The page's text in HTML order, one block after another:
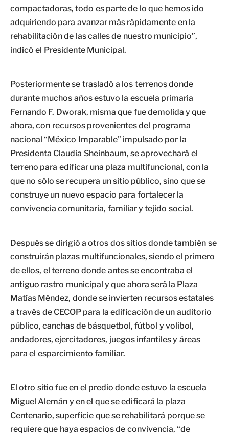
compactadoras, todo es parte de lo que hemos ido
adquiriendo para avanzar más rápidamente en la
rehabilitación de las calles de nuestro municipio”,
indicó el Presidente Municipal.
Posteriormente se trasladó a los terrenos donde
durante muchos años estuvo la escuela primaria
Fernando F. Dworak, misma que fue demolida y que
ahora, con recursos provenientes del programa
nacional “México Imparable” impulsado por la
Presidenta Claudia Sheinbaum, se aprovechará el
terreno para edificar una plaza multifuncional, con la
que no sólo se recupera un sitio público, sino que se
construye un nuevo espacio para fortalecer la
convivencia comunitaria, familiar y tejido social.
Después se dirigió a otros dos sitios donde también se
construirán plazas multifuncionales, siendo el primero
de ellos, el terreno donde antes se encontraba el
antiguo rastro municipal y que ahora será la Plaza
Matías Méndez, donde se invierten recursos estatales
a través de CECOP para la edificación de un auditorio
público, canchas de básquetbol, fútbol y volibol,
andadores, ejercitadores, juegos infantiles y áreas
para el esparcimiento familiar.
El otro sitio fue en el predio donde estuvo la escuela
Miguel Alemán y en el que se edificará la plaza
Centenario, superficie que se rehabilitará porque se
requiere que haya espacios de convivencia, “de